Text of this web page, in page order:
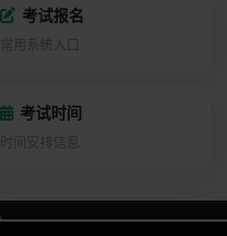
考试报名
常用系统入口
考试时间
时间安排信息